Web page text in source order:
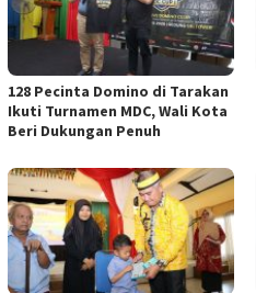
128 Pecinta Domino di Tarakan
Ikuti Turnamen MDC, Wali Kota
Beri Dukungan Penuh